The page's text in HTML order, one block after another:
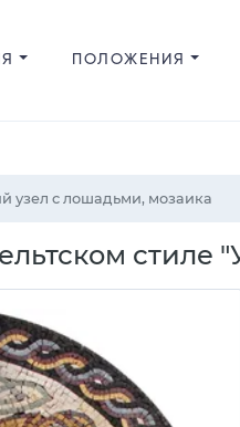
ПОЛОЖЕНИЯ
узел с лошадьми, мозаика
стиле